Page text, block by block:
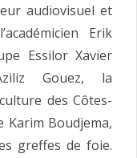
audiovisuel et
Erik
Essilor Xavier
Gouez, la
des Côtes-
Karim Boudjema,
greffes de foie.